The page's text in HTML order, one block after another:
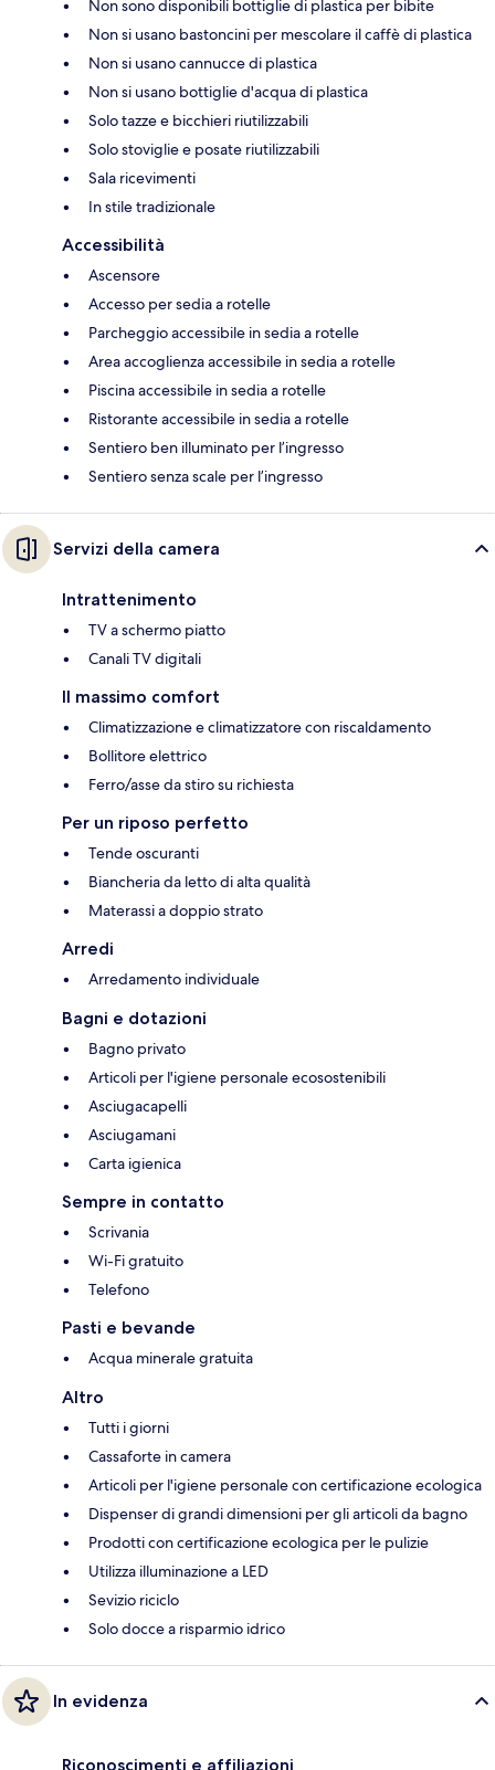
Non sono disponibili bottiglie di plastica per bibite
Non si usano bastoncini per mescolare il caffè di plastica
Non si usano cannucce di plastica
Non si usano bottiglie d'acqua di plastica
Solo tazze e bicchieri riutilizzabili
Solo stoviglie e posate riutilizzabili
Sala ricevimenti
In stile tradizionale
Accessibilità
Ascensore
Accesso per sedia a rotelle
Parcheggio accessibile in sedia a rotelle
Area accoglienza accessibile in sedia a rotelle
Piscina accessibile in sedia a rotelle
Ristorante accessibile in sedia a rotelle
Sentiero ben illuminato per l’ingresso
Sentiero senza scale per l’ingresso
Servizi della camera
Intrattenimento
TV a schermo piatto
Canali TV digitali
Il massimo comfort
Climatizzazione e climatizzatore con riscaldamento
Bollitore elettrico
Ferro/asse da stiro su richiesta
Per un riposo perfetto
Tende oscuranti
Biancheria da letto di alta qualità
Materassi a doppio strato
Arredi
Arredamento individuale
Bagni e dotazioni
Bagno privato
Articoli per l'igiene personale ecosostenibili
Asciugacapelli
Asciugamani
Carta igienica
Sempre in contatto
Scrivania
Wi-Fi gratuito
Telefono
Pasti e bevande
Acqua minerale gratuita
Altro
Tutti i giorni
Cassaforte in camera
Articoli per l'igiene personale con certificazione ecologica
Dispenser di grandi dimensioni per gli articoli da bagno
Prodotti con certificazione ecologica per le pulizie
Utilizza illuminazione a LED
Sevizio riciclo
Solo docce a risparmio idrico
In evidenza
Riconoscimenti e affiliazioni